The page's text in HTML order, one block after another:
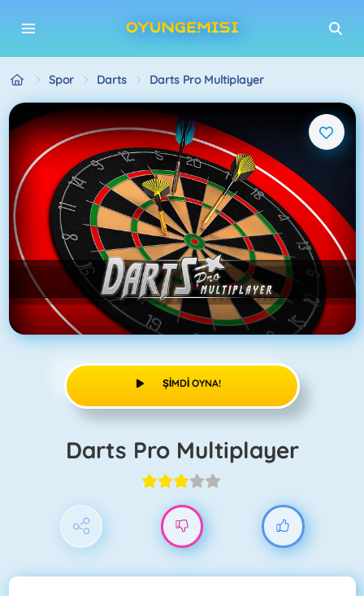
Spor Darts Darts Pro Multiplayer
ŞIMDI OYNA!
Darts Pro Multiplayer